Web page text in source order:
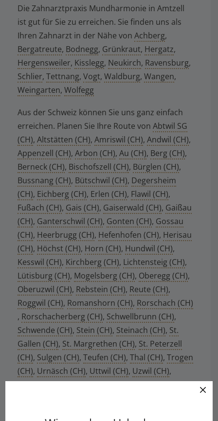
Die Zahnarztpraxis Mundharmonie in Amtzell
ist gut für Sie zu erreichen. Sie finden uns als
Ihren Zahnarzt in der Nähe von Achberg,
Bergatreute, Bodnegg, Grünkraut, Hergatz,
Hergensweiler, Kisslegg, Neukirch, Ravensburg,
Schlier, Tettnang, Vogt, Waldburg, Wangen,
Weingarten, Wolfegg
Aus der Schweiz können Sie uns ganz einfach
erreichen. Planen Sie Ihre Route von Abtwil SG
(CH), Altstätten (CH), Amriswil (CH), Andwil (CH),
Appenzell (CH), Arbon (CH), Au (CH), Berg (CH),
Berneck (CH), Bischofszell (CH), Bürglen (CH),
Bussnang (CH), Bütschwil (CH), Degersheim
(CH), Eichberg (CH), Erlen (CH), Flawil (CH),
Fußach (CH), Gais (CH), Gaiserwald (CH), Gaißau
(CH), Ganterschwil (CH), Gonten (CH), Gossau
(CH), Heerbrugg (CH), Hefenhofen (CH), Herisau
(CH), Höchst (CH), Horn (CH), Hundwil (CH),
Kesswil (CH), Kirchberg (CH), Lichtensteig (CH),
Lütisburg (CH), Mogelsberg (CH), Oberegg (CH),
Oberuzwil (CH), Rebstein (CH), Reute (CH),
Roggwil (CH), Romanshorn (CH), Rorschach (CH)
, Rorschacherberg (CH), Schwellbrunn (CH),
Schwende (CH), Stein (CH), Steinach (CH), St.
Gallen (CH), St. Margrethen (CH), St. Peterzell
(CH), Sulgen (CH), Teufen (CH), Thal (CH), Trogen
(CH), Urnäsch (CH), Uttwil (CH), Uzwil (CH),
Waldkirch (CH),Walzhausen (CH),Weinfelden